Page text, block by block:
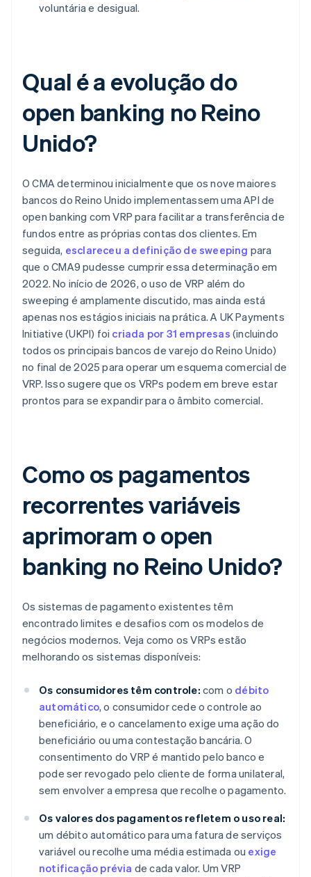
voluntária e desigual.
Qual é a evolução do
open banking no Reino
Unido?
O CMA determinou inicialmente que os nove maiores
bancos do Reino Unido implementassem uma API de
open banking com VRP para facilitar a transferência de
fundos entre as próprias contas dos clientes. Em
seguida, esclareceu a definição de sweeping para
que o CMA9 pudesse cumprir essa determinação em
2022. No início de 2026, o uso de VRP além do
sweeping é amplamente discutido, mas ainda está
apenas nos estágios iniciais na prática. A UK Payments
Initiative (UKPI) foi criada por 31 empresas (incluindo
todos os principais bancos de varejo do Reino Unido)
no final de 2025 para operar um esquema comercial de
VRP. Isso sugere que os VRPs podem em breve estar
prontos para se expandir para o âmbito comercial.
Como os pagamentos
recorrentes variáveis
aprimoram o open
banking no Reino Unido?
Os sistemas de pagamento existentes têm
encontrado limites e desafios com os modelos de
negócios modernos. Veja como os VRPs estão
melhorando os sistemas disponíveis:
Os consumidores têm controle: com o débito
automático, o consumidor cede o controle ao
beneficiário, e o cancelamento exige uma ação do
beneficiário ou uma contestação bancária. O
consentimento do VRP é mantido pelo banco e
pode ser revogado pelo cliente de forma unilateral,
sem envolver a empresa que recolhe o pagamento.
Os valores dos pagamentos refletem o uso real:
um débito automático para uma fatura de serviços
variável ou recolhe uma média estimada ou exige
notificação prévia de cada valor. Um VRP